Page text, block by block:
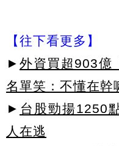
【往下看更多】
► 外資買超903億
名單笑：不懂在幹
► 台股勁揚1250
人在逃